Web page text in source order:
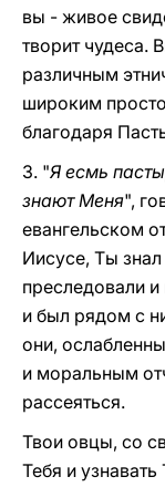
вы - живое
творит чудеса.
различным
широким
благодаря
3. "Я есмь
знают Меня",
евангельском
Иисусе, Ты
преследовали
и был рядом с
они,
и моральным
рассеяться.
Твои овцы, со
Тебя и